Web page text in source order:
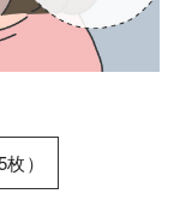
）